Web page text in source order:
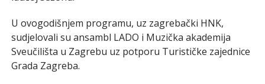
U ovogodišnjem programu, uz zagrebački HNK,
sudjelovali su ansambl LADO i Muzička akademija
Sveučilišta u Zagrebu uz potporu Turističke zajednice
Grada Zagreba.